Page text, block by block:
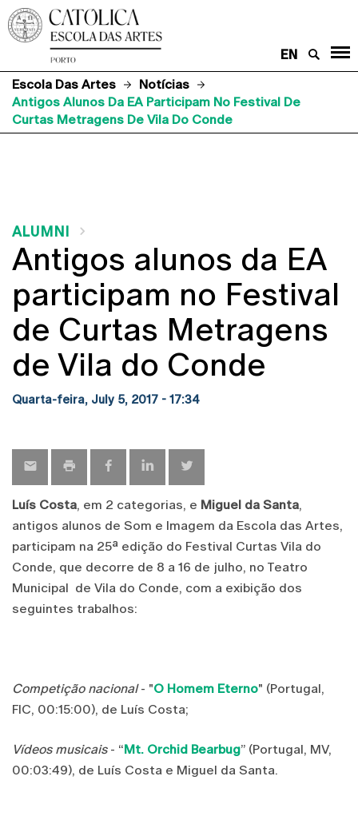
EN
Escola Das Artes
Notícias
Antigos Alunos Da EA Participam No Festival De
Curtas Metragens De Vila Do Conde
ALUMNI
Antigos alunos da EA
participam no Festival
de Curtas Metragens
de Vila do Conde
Quarta-feira, July 5, 2017 - 17:34
Luís Costa, em 2 categorias, e Miguel da Santa,
antigos alunos de Som e Imagem da Escola das Artes,
participam na 25ª edição do Festival Curtas Vila do
Conde, que decorre de 8 a 16 de julho, no Teatro
Municipal de Vila do Conde, com a exibição dos
seguintes trabalhos:
Competição nacional- "O Homem Eterno" (Portugal,
FIC, 00:15:00), de Luís Costa;
Vídeos musicais- “Mt. Orchid Bearbug” (Portugal, MV,
00:03:49), de Luís Costa e Miguel da Santa.